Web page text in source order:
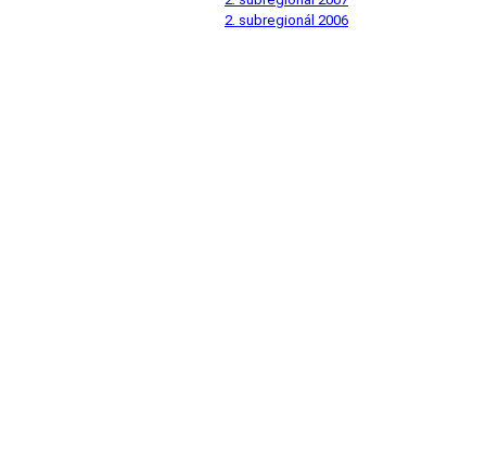
tam budem musieť
2. subregionál 2006